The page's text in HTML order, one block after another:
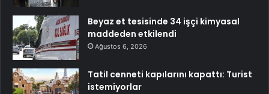
Beyaz et tesisinde 34 işçi kimyasal
maddeden etkilendi
Ağustos 6, 2026
Tatil cenneti kapılarını kapattı: Turist
istemiyorlar